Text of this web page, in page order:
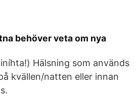
behöver veta om nya
Hälsning som används
kvällen/natten eller innan